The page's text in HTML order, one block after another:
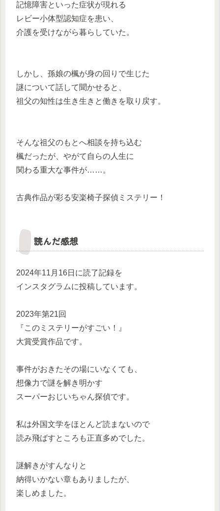
記憶障害といった症状が現れる
レビー小体型認知症を患い、
介護を受けながら暮らしていた。
しかし、孫娘の楓が身の回りで生じた
謎について話して聞かせると、
祖父の知性は生き生きと働きを取り戻す。
そんな祖父のもとへ相談を持ち込む
楓だったが、やがて自らの人生に
関わる重大な事件が……。
古典作品が彩る安楽椅子探偵ミステリー！
読んだ感想
2024年11月16日に読了記録を
インスタグラムに投稿しています。
2023年第21回
『このミステリーがすごい！』
大賞受賞作品です。
事件がおきたその場にいなくても、
想像力で謎を解き明かす
スーパーおじいちゃん探偵です。
私は外国文学をほとんど読まないので
読み飛ばすところも正直多めでした。
謎解きがすんなりと
納得いかない章もありましたが、
楽しめました。